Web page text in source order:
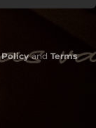
and Terms